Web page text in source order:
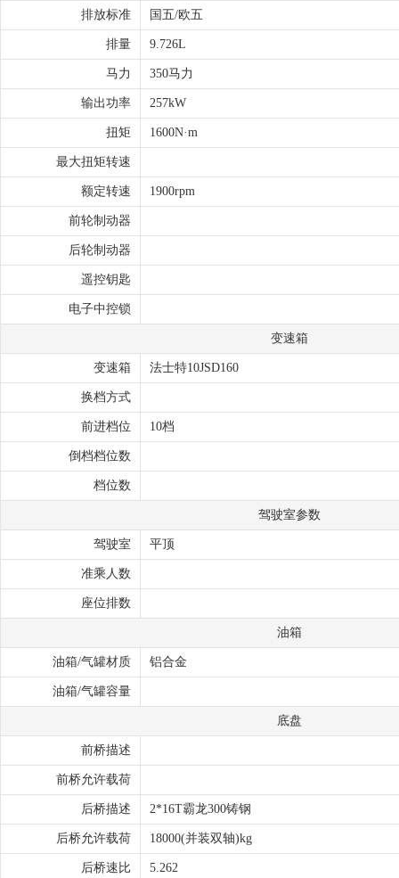
排放标准 国五/欧五
排量 9.726L
马力 350马力
输出功率 257kW
扭矩 1600N·m
最大扭矩转速
额定转速 1900rpm
前轮制动器
后轮制动器
遥控钥匙
电子中控锁
变速箱
变速箱 法士特10JSD160
换档方式
前进档位 10档
倒档档位数
档位数
驾驶室参数
驾驶室 平顶
准乘人数
座位排数
油箱
油箱/气罐材质 铝合金
油箱/气罐容量
底盘
前桥描述
前桥允许载荷
后桥描述 2*16T霸龙300铸钢
后桥允许载荷 18000(并装双轴)kg
后桥速比 5.262